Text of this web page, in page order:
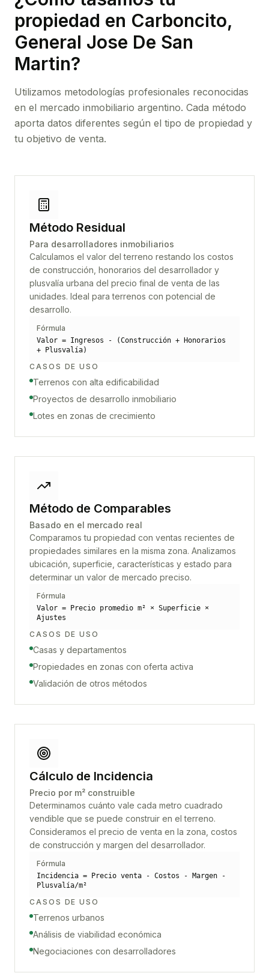
propiedad en Carboncito,
General Jose De San
Martin?
Utilizamos metodologías profesionales reconocidas
en el mercado inmobiliario argentino. Cada método
aporta datos diferentes según el tipo de propiedad y
tu objetivo de venta.
Método Residual
Para desarrolladores inmobiliarios
Calculamos el valor del terreno restando los costos
de construcción, honorarios del desarrollador y
plusvalía urbana del precio final de venta de las
unidades. Ideal para terrenos con potencial de
desarrollo.
Fórmula
Valor = Ingresos - (Construcción + Honorarios
+ Plusvalía)
CASOS DE USO
Terrenos con alta edificabilidad
Proyectos de desarrollo inmobiliario
Lotes en zonas de crecimiento
Método de Comparables
Basado en el mercado real
Comparamos tu propiedad con ventas recientes de
propiedades similares en la misma zona. Analizamos
ubicación, superficie, características y estado para
determinar un valor de mercado preciso.
Fórmula
Valor = Precio promedio m² × Superficie ×
Ajustes
CASOS DE USO
Casas y departamentos
Propiedades en zonas con oferta activa
Validación de otros métodos
Cálculo de Incidencia
Precio por m² construible
Determinamos cuánto vale cada metro cuadrado
vendible que se puede construir en el terreno.
Consideramos el precio de venta en la zona, costos
de construcción y margen del desarrollador.
Fórmula
Incidencia = Precio venta - Costos - Margen -
Plusvalía/m²
CASOS DE USO
Terrenos urbanos
Análisis de viabilidad económica
Negociaciones con desarrolladores